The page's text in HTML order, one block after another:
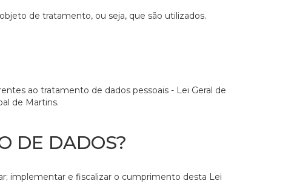
de tratamento, ou seja, que são utilizados.
ao tratamento de dados pessoais - Lei Geral de
de Martins.
DE DADOS?
implementar e fiscalizar o cumprimento desta Lei